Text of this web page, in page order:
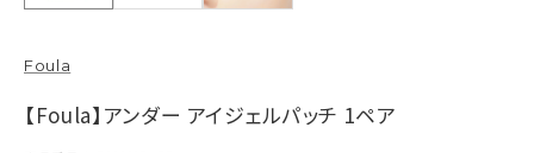
Foula
【Foula】アンダー アイジェルパッチ 1ペア